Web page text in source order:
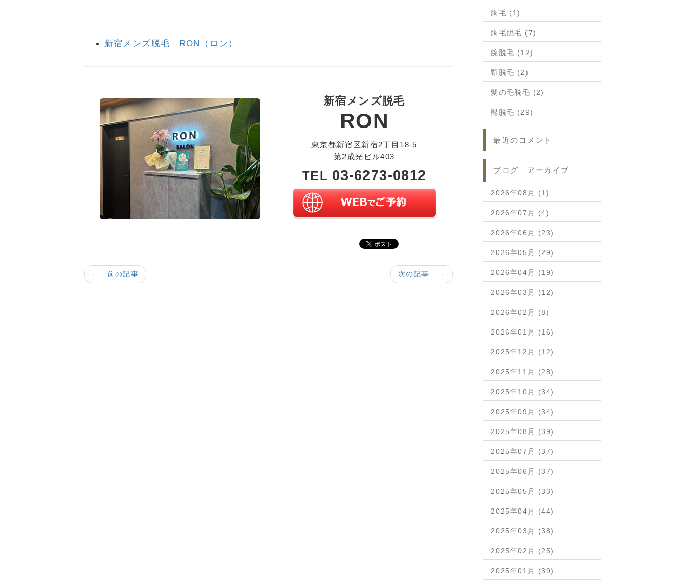
新宿メンズ脱毛 RON（ロン）
新宿メンズ脱毛
RON
東京都新宿区新宿2丁目18-5
第2成光ビル403
TEL 03-6273-0812
次の記事 →
← 前の記事
胸毛 (1)
胸毛脱毛 (7)
腕脱毛 (12)
頸脱毛 (2)
髪の毛脱毛 (2)
髭脱毛 (29)
最近のコメント
ブログ アーカイブ
2026年08月 (1)
2026年07月 (4)
2026年06月 (23)
2026年05月 (29)
2026年04月 (19)
2026年03月 (12)
2026年02月 (8)
2026年01月 (16)
2025年12月 (12)
2025年11月 (28)
2025年10月 (34)
2025年09月 (34)
2025年08月 (39)
2025年07月 (37)
2025年06月 (37)
2025年05月 (33)
2025年04月 (44)
2025年03月 (38)
2025年02月 (25)
2025年01月 (39)